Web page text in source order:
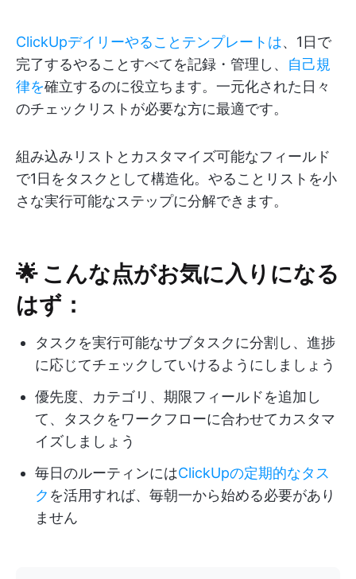
ClickUpデイリーやることテンプレートは、1日で
完了するやることすべてを記録・管理し、 自己規
律を確立するのに役立ちます。一元化された日々
のチェックリストが必要な方に最適です。
組み込みリストとカスタマイズ可能なフィールド
で1日をタスクとして構造化。やることリストを小
さな実行可能なステップに分解できます。
🌟 こんな点がお気に入りになる
はず：
タスクを実行可能なサブタスクに分割し、進捗
に応じてチェックしていけるようにしましょう
優先度、カテゴリ、期限フィールドを追加し
て、タスクをワークフローに合わせてカスタマ
イズしましょう
毎日のルーティンにはClickUpの定期的なタス
ク を活用すれば、毎朝一から始める必要があり
ません